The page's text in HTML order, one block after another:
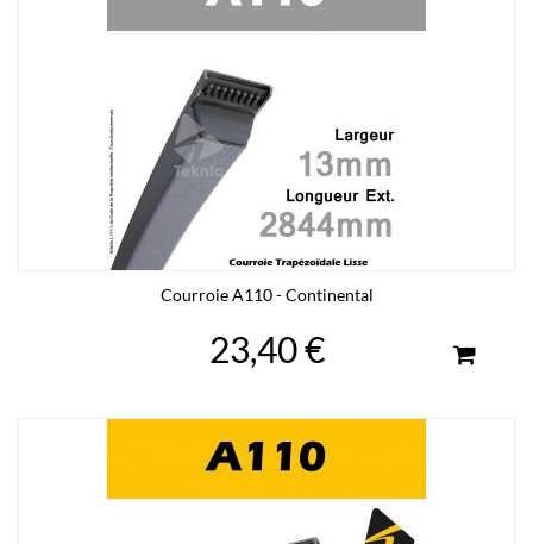
Courroie A110 - Continental
23,40 €